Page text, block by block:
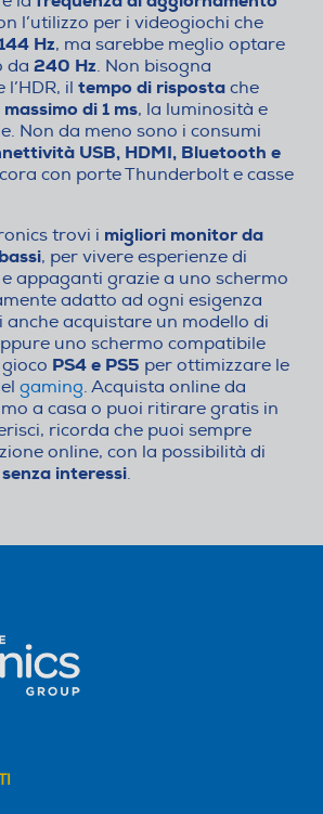
l’utilizzo per i videogiochi che
Hz, ma sarebbe meglio optare
da 240 Hz. Non bisogna
il tempo di risposta che
massimo di 1 ms, la luminosità e
Non da meno sono i consumi
USB, HDMI, Bluetooth e
con porte Thunderbolt e casse
trovi i migliori monitor da
, per vivere esperienze di
appaganti grazie a uno schermo
adatto ad ogni esigenza
anche acquistare un modello di
uno schermo compatibile
PS4 e PS5 per ottimizzare le
gaming. Acquista online da
a casa o puoi ritirare gratis in
ricorda che puoi sempre
online, con la possibilità di
interessi.